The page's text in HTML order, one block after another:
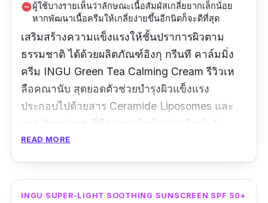
remove_circleผู้ใช้บางรายเห็นว่าลักษณะเนื้อสัมผัสเกลี่ยยากเล็กน้อย
หากพัฒนาเนื้อครีมให้เกลี่ยง่ายขึ้นอีกนิดก็จะดีที่สุด
เสริมสร้างความแข็งแรงให้ชั้นปราการผิวตาม
ธรรมชาติ ได้ด้วยผลิตภัณฑ์อิงกุ กรีนที คาล์มมิ่ง
ครีม INGU Green Tea Calming Cream รีวิวเห
ลือคณานับ สุดยอดตัวช่วยบำรุงผิวแข็งแรง
ประกอบไปด้วยสาร Ceramide Liposomes และ
สาร Squalane ที่มีความเข้มข้นสูง ผนึกกำลัง
ปลอบประโลมผิวเข้ากับยอดใบชาเขียวออร์แกนิก
เป็นอย่างดี อีกทั้งยังมี Niacinamide ช่วยดูแลผิวให้
READ MORE
INGU SUPER-LIGHT SOOTHING SUNSCREEN SPF 50+